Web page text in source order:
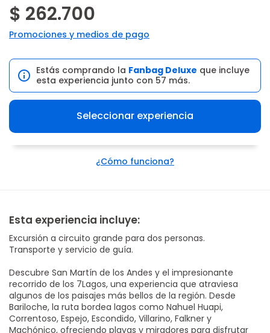
$ 262.700
Promociones y medios de pago
Estás comprando la Fanbag Deluxe que incluye
esta experiencia junto con 57 más.
Seleccionar experiencia
¿Cómo funciona?
Esta experiencia incluye:
Excursión a circuito grande para dos personas.
Transporte y servicio de guía.
Descubre San Martín de los Andes y el impresionante
recorrido de los 7Lagos, una experiencia que atraviesa
algunos de los paisajes más bellos de la región. Desde
Bariloche, la ruta bordea lagos como Nahuel Huapi,
Correntoso, Espejo, Escondido, Villarino, Falkner y
Machónico, ofreciendo playas y miradores para disfrutar